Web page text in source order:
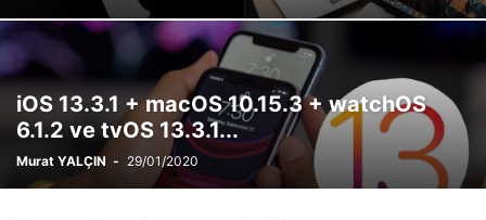
iOS 13.3.1 + macOS 10.15.3 + watchOS
6.1.2 ve tvOS 13.3.1...
Murat YALÇIN - 29/01/2020